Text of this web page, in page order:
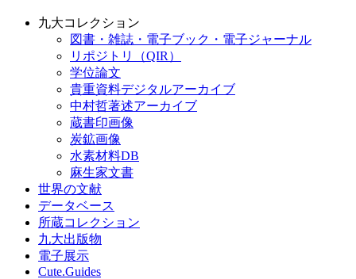
九大コレクション
図書・雑誌・電子ブック・電子ジャーナル
リポジトリ（QIR）
学位論文
貴重資料デジタルアーカイブ
中村哲著述アーカイブ
蔵書印画像
炭鉱画像
水素材料DB
麻生家文書
世界の文献
データベース
所蔵コレクション
九大出版物
電子展示
Cute.Guides